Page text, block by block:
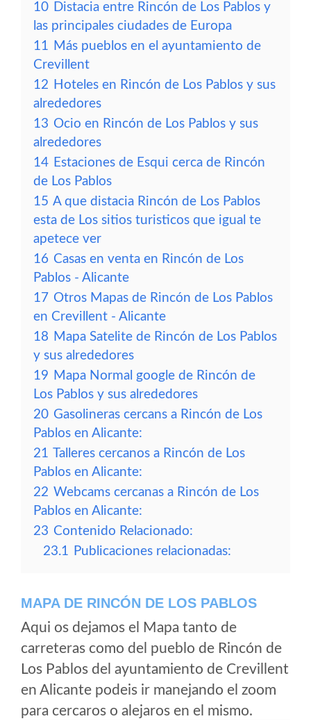
10 Distacia entre Rincón de Los Pablos y
las principales ciudades de Europa
11 Más pueblos en el ayuntamiento de
Crevillent
12 Hoteles en Rincón de Los Pablos y sus
alrededores
13 Ocio en Rincón de Los Pablos y sus
alrededores
14 Estaciones de Esqui cerca de Rincón
de Los Pablos
15 A que distacia Rincón de Los Pablos
esta de Los sitios turisticos que igual te
apetece ver
16 Casas en venta en Rincón de Los
Pablos - Alicante
17 Otros Mapas de Rincón de Los Pablos
en Crevillent - Alicante
18 Mapa Satelite de Rincón de Los Pablos
y sus alrededores
19 Mapa Normal google de Rincón de
Los Pablos y sus alrededores
20 Gasolineras cercans a Rincón de Los
Pablos en Alicante:
21 Talleres cercanos a Rincón de Los
Pablos en Alicante:
22 Webcams cercanas a Rincón de Los
Pablos en Alicante:
23 Contenido Relacionado:
23.1 Publicaciones relacionadas:
MAPA DE RINCÓN DE LOS PABLOS
Aqui os dejamos el Mapa tanto de
carreteras como del pueblo de Rincón de
Los Pablos del ayuntamiento de Crevillent
en Alicante podeis ir manejando el zoom
para cercaros o alejaros en el mismo.